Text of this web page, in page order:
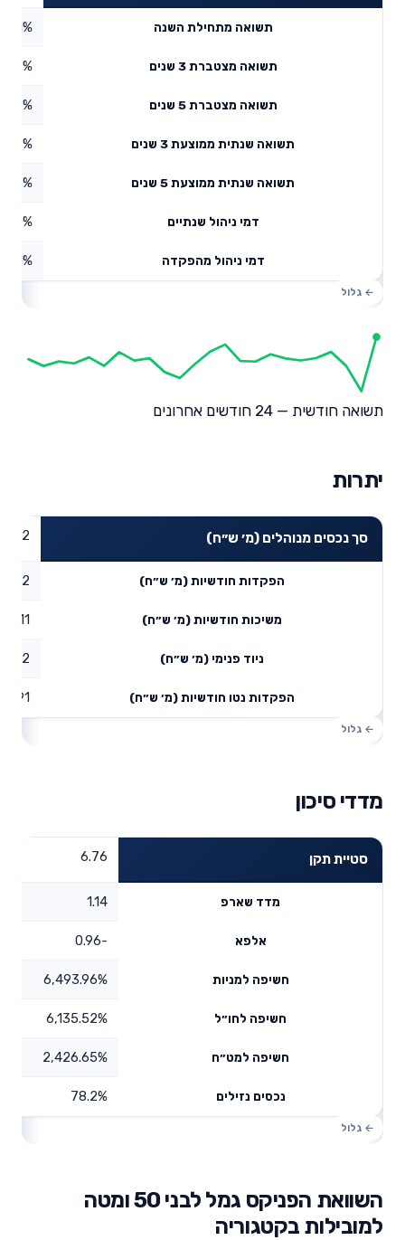
תשואה מתחילת השנה 4.91%
תשואה מצטברת 3 שנים
תשואה מצטברת 5 שנים
תשואה שנתית ממוצעת 3 שנים
תשואה שנתית ממוצעת 5 שנים
דמי ניהול שנתיים
דמי ניהול מהפקדה
תשואה חודשית — 24 חודשים אחרונים
יתרות
סך נכסים מנוהלים (מ׳ ש״ח)
הפקדות חודשיות (מ׳ ש״ח) 10.2
משיכות חודשיות (מ׳ ש״ח) 15.11
ניוד פנימי (מ׳ ש״ח)
הפקדות נטו חודשיות (מ׳ ש״ח)
מדדי סיכון
סטיית תקן 6.76
מדד שארפ 1.14
אלפא -0.96
חשיפה למניות 6,493.96%
חשיפה לחו״ל 6,135.52%
חשיפה למט״ח 2,426.65%
נכסים נזילים 78.2%
השוואת הפניקס גמל לבני 50 ומטה
למובילות בקטגוריה